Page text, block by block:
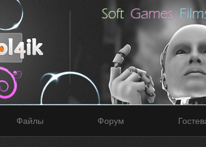
Файлы Форум